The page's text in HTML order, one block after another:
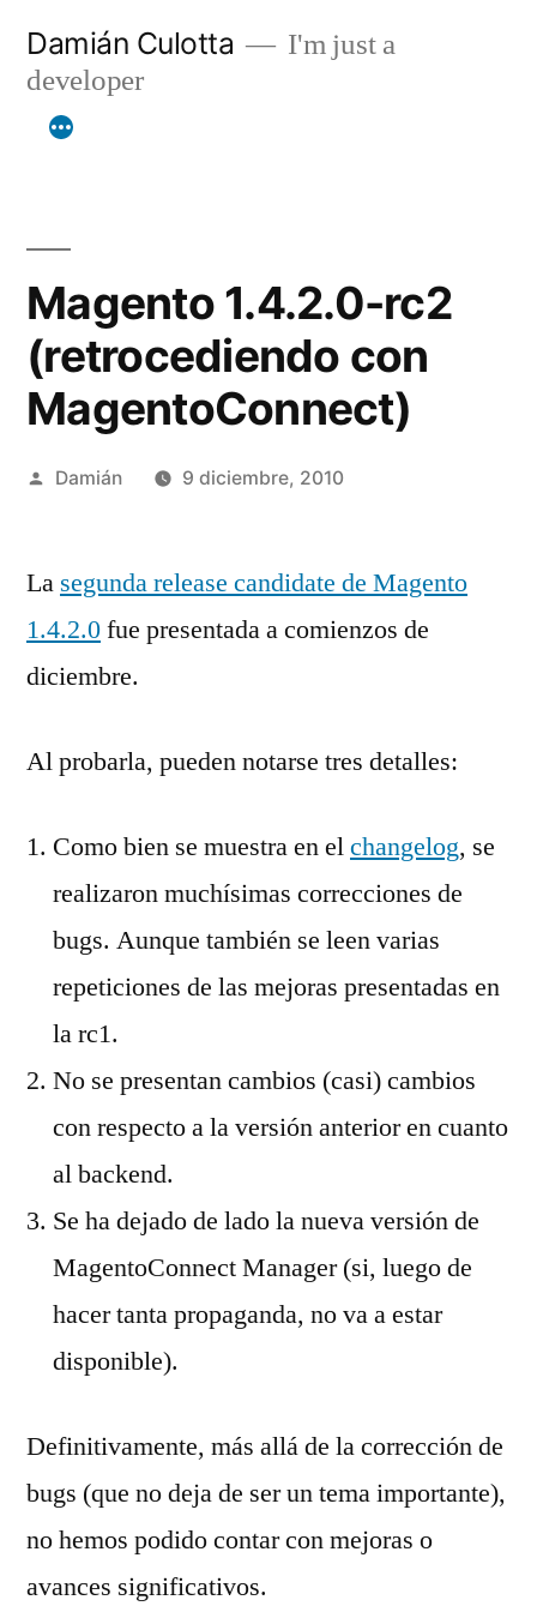
contenido
Damián Culotta
I'm just a
developer
Magento 1.4.2.0-rc2
(retrocediendo con
MagentoConnect)
Publicado
Damián 9 diciembre, 2010
La segunda release candidate de Magento
1.4.2.0fue presentada a comienzos de
diciembre.
Al probarla, pueden notarse tres detalles:
Como bien se muestra en elchangelog, se
realizaron muchísimas correcciones de
bugs. Aunque también se leen varias
repeticiones de las mejoras presentadas en
la rc1.
No se presentan cambios (casi) cambios
con respecto a la versión anterior en cuanto
al backend.
Se ha dejado de lado la nueva versión de
MagentoConnect Manager (si, luego de
hacer tanta propaganda, no va a estar
disponible).
Definitivamente, más allá de la corrección de
bugs (que no deja de ser un tema importante),
no hemos podido contar con mejoras o
avances significativos.